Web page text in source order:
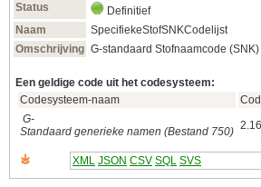
Status Definitief
Naam
SpecifiekeStofSNKCodelijst
Omschrijving G-standaard Stofnaamcode
Een geldige code uit het codesysteem:
Codesysteem-naam
G-
Standaard generieke namen (Bestand 750)
XML JSON CSV SQL SVS